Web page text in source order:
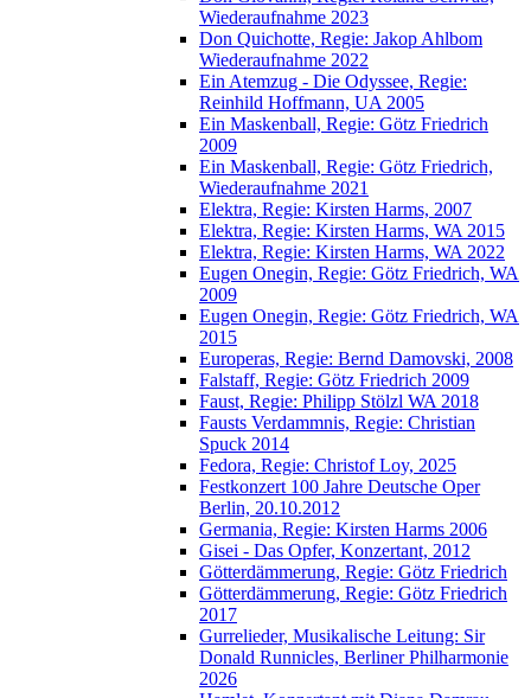
Wiederaufnahme 2023
Don Quichotte, Regie: Jakop Ahlbom
Wiederaufnahme 2022
Ein Atemzug - Die Odyssee, Regie:
Reinhild Hoffmann, UA 2005
Ein Maskenball, Regie: Götz Friedrich
2009
Ein Maskenball, Regie: Götz Friedrich,
Wiederaufnahme 2021
Elektra, Regie: Kirsten Harms, 2007
Elektra, Regie: Kirsten Harms, WA 2015
Elektra, Regie: Kirsten Harms, WA 2022
Eugen Onegin, Regie: Götz Friedrich, WA
2009
Eugen Onegin, Regie: Götz Friedrich, WA
2015
Europeras, Regie: Bernd Damovski, 2008
Falstaff, Regie: Götz Friedrich 2009
Faust, Regie: Philipp Stölzl WA 2018
Fausts Verdammnis, Regie: Christian
Spuck 2014
Fedora, Regie: Christof Loy, 2025
Festkonzert 100 Jahre Deutsche Oper
Berlin, 20.10.2012
Germania, Regie: Kirsten Harms 2006
Gisei - Das Opfer, Konzertant, 2012
Götterdämmerung, Regie: Götz Friedrich
Götterdämmerung, Regie: Götz Friedrich
2017
Gurrelieder, Musikalische Leitung: Sir
Donald Runnicles, Berliner Philharmonie
2026